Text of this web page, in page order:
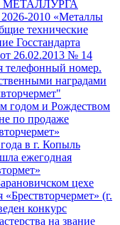
МЕТАЛЛУРГА
2010 «Металлы
технические
Госстандарта
26.02.2013 № 14
телефонный номер.
наградами
годом и Рождеством
по продаже
в г. Копыль
ежегодная
цехе
(г.
конкурс
на звание